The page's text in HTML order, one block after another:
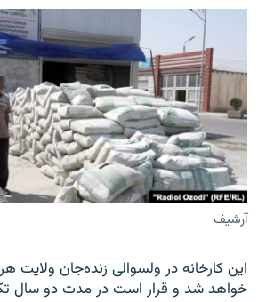
آرشیف
این کارخانه در ولسوالی زنده‌جان ولایت
خواهد شد و قرار است در مدت دو سال